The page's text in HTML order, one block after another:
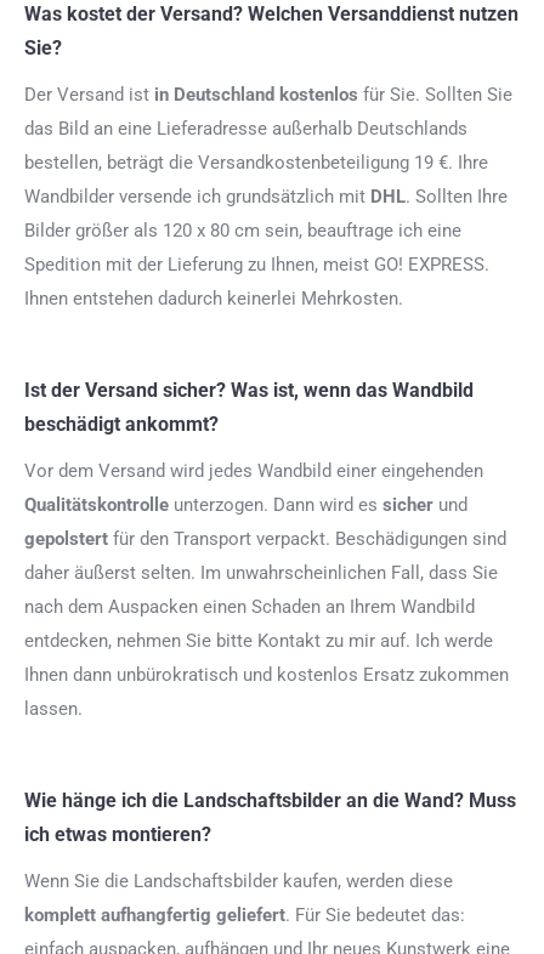
Was kostet der Versand? Welchen Versanddienst nutzen
Sie?
Der Versand ist in Deutschland kostenlos für Sie. Sollten Sie
das Bild an eine Lieferadresse außerhalb Deutschlands
bestellen, beträgt die Versandkostenbeteiligung 19 €. Ihre
Wandbilder versende ich grundsätzlich mit DHL. Sollten Ihre
Bilder größer als 120 x 80 cm sein, beauftrage ich eine
Spedition mit der Lieferung zu Ihnen, meist GO! EXPRESS.
Ihnen entstehen dadurch keinerlei Mehrkosten.
Ist der Versand sicher? Was ist, wenn das Wandbild
beschädigt ankommt?
Vor dem Versand wird jedes Wandbild einer eingehenden
Qualitätskontrolle unterzogen. Dann wird es sicher und
gepolstert für den Transport verpackt. Beschädigungen sind
daher äußerst selten. Im unwahrscheinlichen Fall, dass Sie
nach dem Auspacken einen Schaden an Ihrem Wandbild
entdecken, nehmen Sie bitte Kontakt zu mir auf. Ich werde
Ihnen dann unbürokratisch und kostenlos Ersatz zukommen
lassen.
Wie hänge ich die Landschaftsbilder an die Wand? Muss
ich etwas montieren?
Wenn Sie die Landschaftsbilder kaufen, werden diese
komplett aufhangfertig geliefert. Für Sie bedeutet das:
einfach auspacken, aufhängen und Ihr neues Kunstwerk eine